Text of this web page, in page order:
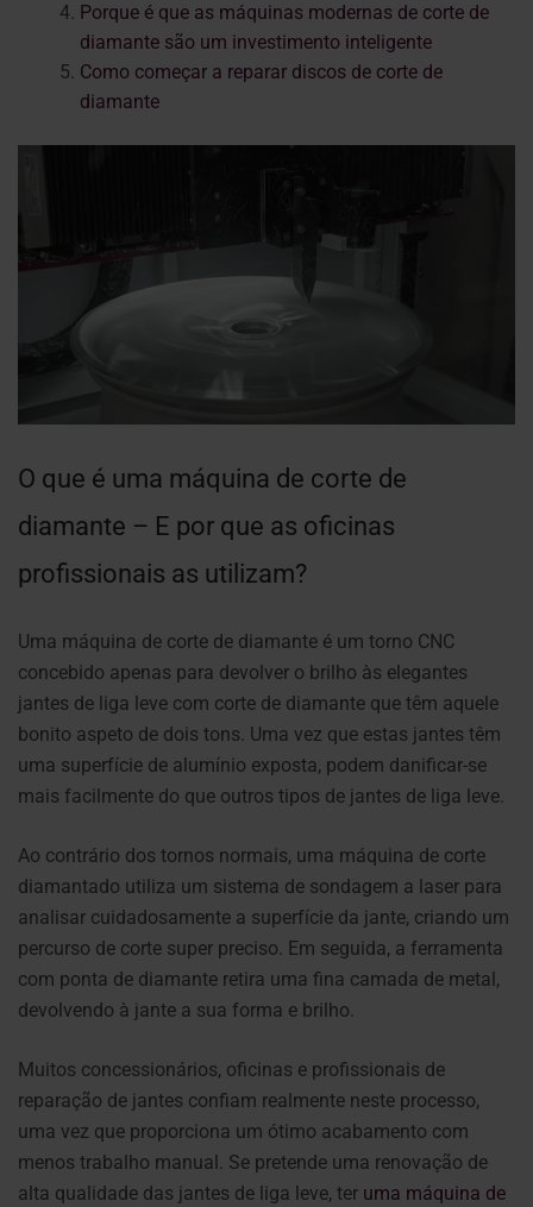
Porque é que as máquinas modernas de corte de
diamante são um investimento inteligente
Como começar a reparar discos de corte de
diamante
O que é uma máquina de corte de
diamante – E por que as oficinas
profissionais as utilizam?
Uma máquina de corte de diamante é um torno CNC
concebido apenas para devolver o brilho às elegantes
jantes de liga leve com corte de diamante que têm aquele
bonito aspeto de dois tons. Uma vez que estas jantes têm
uma superfície de alumínio exposta, podem danificar-se
mais facilmente do que outros tipos de jantes de liga leve.
Ao contrário dos tornos normais, uma máquina de corte
diamantado utiliza um sistema de sondagem a laser para
analisar cuidadosamente a superfície da jante, criando um
percurso de corte super preciso. Em seguida, a ferramenta
com ponta de diamante retira uma fina camada de metal,
devolvendo à jante a sua forma e brilho.
Muitos concessionários, oficinas e profissionais de
reparação de jantes confiam realmente neste processo,
uma vez que proporciona um ótimo acabamento com
menos trabalho manual. Se pretende uma renovação de
alta qualidade das jantes de liga leve, ter uma máquina de